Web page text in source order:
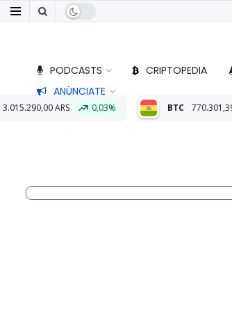
PODCASTS CRIPTOPEDIA
ANÚNCIATE
0,03% BTC 770.301,39 BOB 0,28%